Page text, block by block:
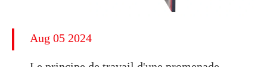
Aug 05 2024